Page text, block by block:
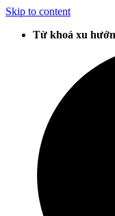
Skip to content
Từ khoá xu